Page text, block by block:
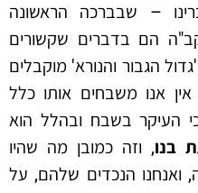
– שבברכה הראשונה
הם בדברים שקשורים
הגבור והנורא' מוקבלים
אנו משבחים אותו כלל
העיקר בשבח ובהלל הוא
בנו, וזה כמובן מה שהיו
ואנחנו הנכדים שלהם, על